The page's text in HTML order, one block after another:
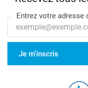
Entrez votre adresse
Je m'inscris